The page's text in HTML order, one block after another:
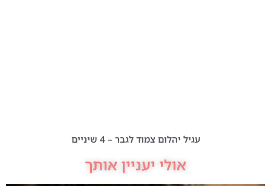
עגיל יהלום צמוד לגבר – 4 שיניים
אולי יעניין אותך